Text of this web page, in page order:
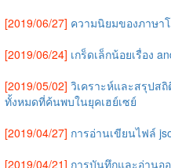
[2019/06/27] ความนิยมของภาษา
[2019/06/24] เกร็ดเล็กน้อยเรื่อง
[2019/05/02] วิเคราะห์และสรุปส
ทั้งหมดที่ค้นพบในยุคเฮย์เซย์
[2019/04/27] การอ่านเขียนไฟล์
[2019/04/21] การบันทึกและอ่านอ